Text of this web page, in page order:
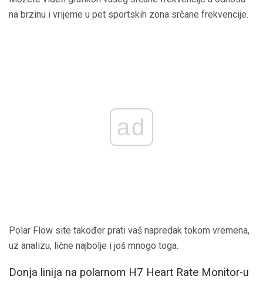
na brzinu i vrijeme u pet sportskih zona srčane frekvencije.
ad
Polar Flow site također prati vaš napredak tokom vremena,
uz analizu, lične najbolje i još mnogo toga.
Donja linija na polarnom H7 Heart Rate Monitor-u